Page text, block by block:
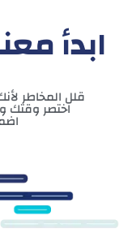
ابدأ
قلل المخاطر
اختصر وقتك